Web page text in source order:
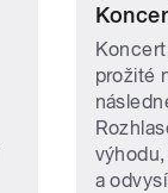
prožité
a